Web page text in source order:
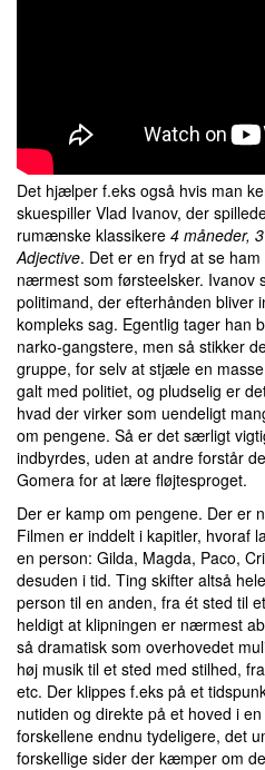
Det hjælper f.eks også hvis man
skuespiller Vlad Ivanov, der
rumænske klassikere 4 måneder,
Adjective. Det er en fryd at se
nærmest som førsteelsker. Ivanov
politimand, der efterhånden bliver
kompleks sag. Egentlig tager han
narko-gangstere, men så stikker
gruppe, for selv at stjæle en
galt med politiet, og pludselig er
hvad der virker som uendeligt
om pengene. Så er det særligt
indbyrdes, uden at andre forstår
Gomera for at lære fløjtesproget.
Der er kamp om pengene. Der er
Filmen er inddelt i kapitler, hvoraf
en person: Gilda, Magda, Paco,
desuden i tid. Ting skifter altså
person til en anden, fra ét sted til
heldigt at klipningen er nærmest
så dramatisk som overhovedet
høj musik til et sted med stilhed,
etc. Der klippes f.eks på et
nutiden og direkte på et hoved i
forskellene endnu tydeligere, det
forskellige sider der kæmper om